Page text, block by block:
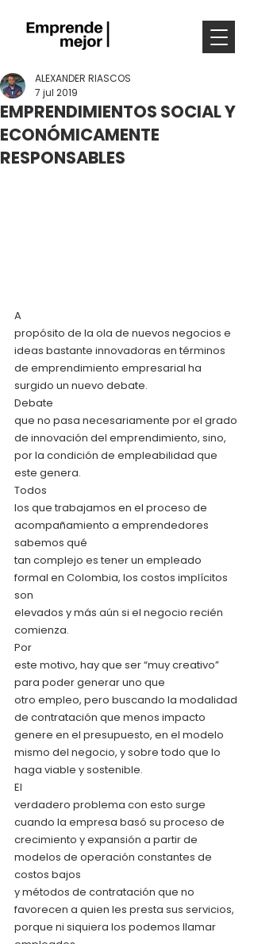
EMPRENDIMIENTOS SOCIAL Y
ECONÓMICAMENTE
RESPONSABLES
ALEXANDER RIASCOS
7 jul 2019
A
propósito de la ola de nuevos negocios e
ideas bastante innovadoras en términos
de emprendimiento empresarial ha
surgido un nuevo debate.
Debate
que no pasa necesariamente por el grado
de innovación del emprendimiento, sino,
por la condición de empleabilidad que
este genera.
Todos
los que trabajamos en el proceso de
acompañamiento a emprendedores
sabemos qué
tan complejo es tener un empleado
formal en Colombia, los costos implícitos
son
elevados y más aún si el negocio recién
comienza.
Por
este motivo, hay que ser “muy creativo”
para poder generar uno que
otro empleo, pero buscando la modalidad
de contratación que menos impacto
genere en el presupuesto, en el modelo
mismo del negocio, y sobre todo que lo
haga viable y sostenible.
El
verdadero problema con esto surge
cuando la empresa basó su proceso de
crecimiento y expansión a partir de
modelos de operación constantes de
costos bajos
y métodos de contratación que no
favorecen a quien les presta sus servicios,
porque ni siquiera los podemos llamar